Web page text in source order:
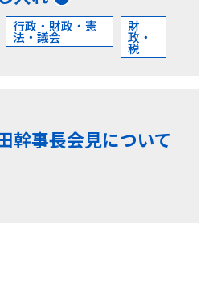
行政・財政・憲
法・議会
財
政・
税
幹事長会見について